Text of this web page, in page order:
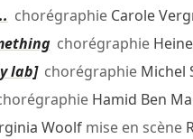
chorégraphie Carole
chorégraphie
lab]chorégraphie Michel
Hamid Ben
Woolfmise en scène